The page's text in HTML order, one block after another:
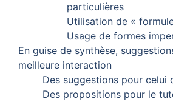
particulières
Utilisation de «
Usage de formes
En guise de synthèse,
meilleure interaction
Des suggestions pour celui
Des propositions pour le